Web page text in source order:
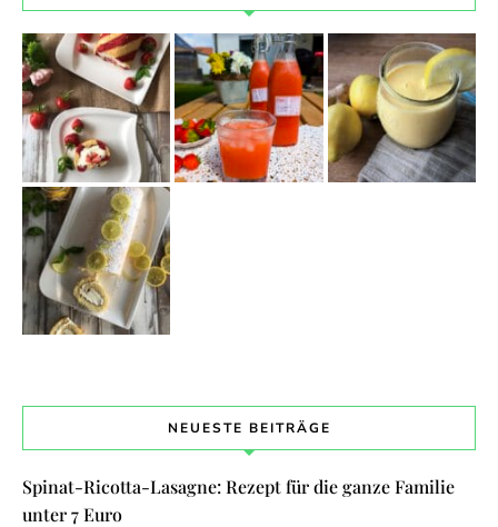
NEUESTE BEITRÄGE
Spinat-Ricotta-Lasagne: Rezept für die ganze Familie
unter 7 Euro